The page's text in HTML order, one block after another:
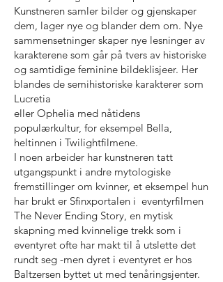
Kunstneren samler bilder og gjenskaper
dem, lager nye og blander dem om. Nye
sammensetninger skaper nye lesninger av
karakterene som går på tvers av historiske
og samtidige feminine bildeklisjeer. Her
blandes de semihistoriske karakterer som
Lucretia
eller Ophelia med nåtidens
populærkultur, for eksempel Bella,
heltinnen i Twilightfilmene.
I noen arbeider har kunstneren tatt
utgangspunkt i andre mytologiske
fremstillinger om kvinner, et eksempel hun
har brukt er Sfinxportalen i eventyrfilmen
The Never Ending Story, en mytisk
skapning med kvinnelige trekk som i
eventyret ofte har makt til å utslette det
rundt seg -men dyret i eventyret er hos
Baltzersen byttet ut med tenåringsjenter.